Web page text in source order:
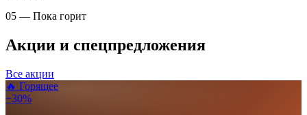
05 — Пока горит
Акции и спецпредложения
Все акции
🔥 Горящее
−30%